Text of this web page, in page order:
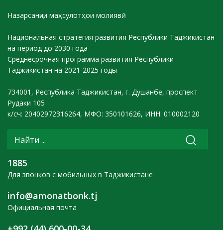
Назарсанҷии маҳсулотҳои молиявӣ
Национальная стратегия развития Республики Таджикистан
на период до 2030 года
Среднесрочная программа развития Республики
Таджикистан на 2021-2025 годы
734001, Республика Таджикистан, г. Душанбе, проспект
Рудаки 105
к/сч: 20402972316264, МФО: 350101626, ИНН: 010002120
1885
Для звонков с мобильных в Таджикистане
info@amonatbonk.tj
Официальная почта